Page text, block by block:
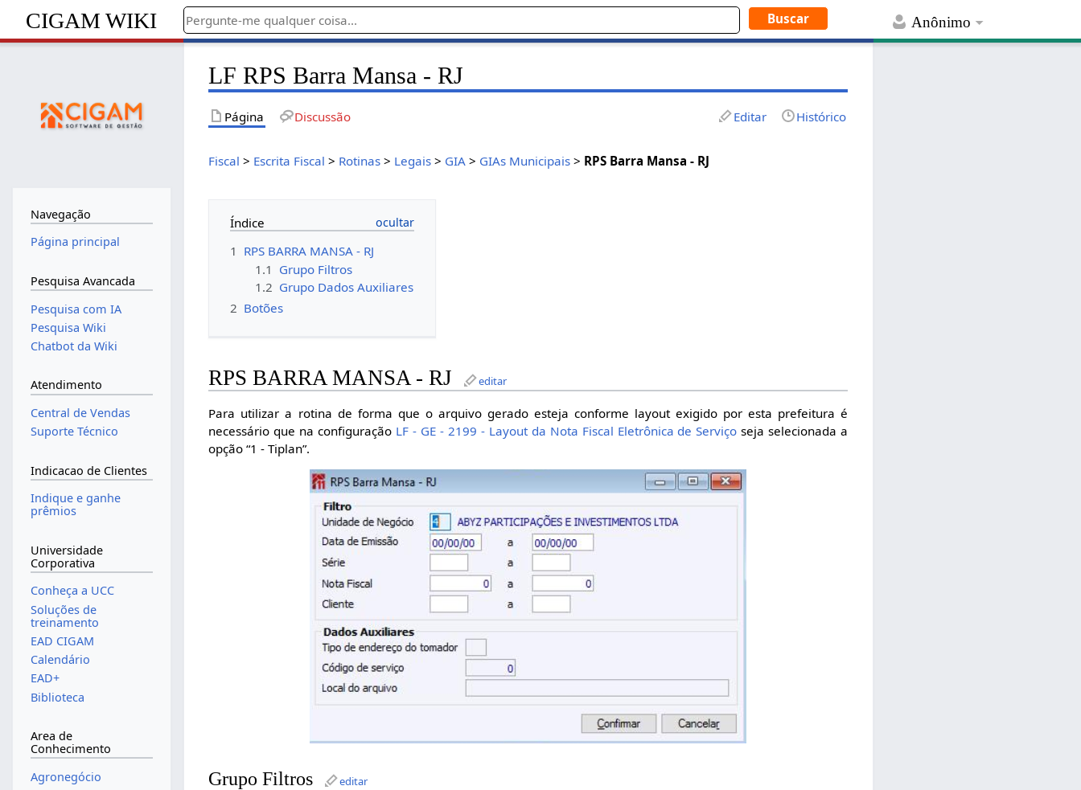
Anônimo
CIGAM WIKI
LF RPS Barra Mansa - RJ
Página Discussão Editar Histórico
Fiscal > Escrita Fiscal > Rotinas > Legais > GIA > GIAs Municipais > RPS Barra Mansa - RJ
Índice
1 RPS BARRA MANSA - RJ
1.1 Grupo Filtros
1.2 Grupo Dados Auxiliares
2 Botões
RPS BARRA MANSA - RJ editar
Para utilizar a rotina de forma que o arquivo gerado esteja conforme layout exigido por esta prefeitura é
necessário que na configuração LF - GE - 2199 - Layout da Nota Fiscal Eletrônica de Serviço seja selecionada a
opção “1 - Tiplan”.
Grupo Filtros editar
Navegação
Página principal
Pesquisa Avancada
Pesquisa com IA
Pesquisa Wiki
Chatbot da Wiki
Atendimento
Central de Vendas
Suporte Técnico
Indicacao de Clientes
Indique e ganhe
prêmios
Universidade
Corporativa
Conheça a UCC
Soluções de
treinamento
EAD CIGAM
Calendário
EAD+
Biblioteca
Area de
Conhecimento
Agronegócio